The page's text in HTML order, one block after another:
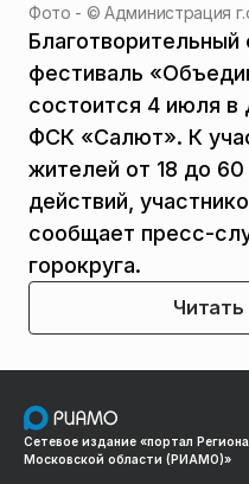
Фото - ©Администрация
Благотворительный
фестиваль
состоится 4 июля в
ФСК «Салют». К
жителей от 18 до
действий,
сообщает пресс-
горокруга.
Сетевое издание «портал
Московской области (РИАМО)»